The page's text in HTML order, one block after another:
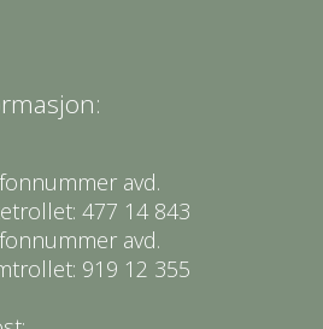
avd.
477 14 843
avd.
919 12 355